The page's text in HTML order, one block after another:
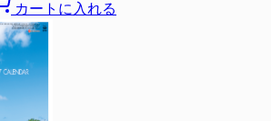
カートに入れる